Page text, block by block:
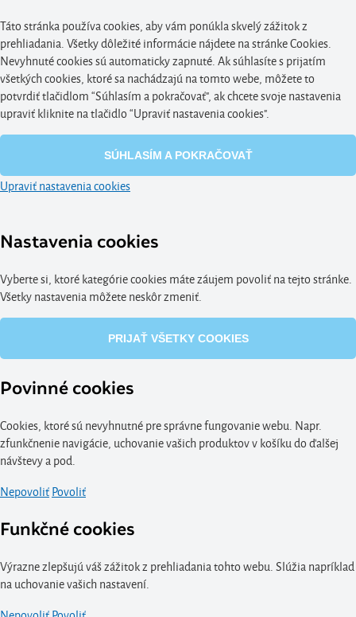
Táto stránka používa cookies, aby vám ponúkla skvelý zážitok z
prehliadania. Všetky dôležité informácie nájdete na stránke Cookies.
Nevyhnuté cookies sú automaticky zapnuté. Ak súhlasíte s prijatím
všetkých cookies, ktoré sa nachádzajú na tomto webe, môžete to
potvrdiť tlačidlom “Súhlasím a pokračovať", ak chcete svoje nastavenia
upraviť kliknite na tlačidlo “Upraviť nastavenia cookies".
SÚHLASÍM A POKRAČOVAŤ
Upraviť nastavenia cookies
Nastavenia cookies
Vyberte si, ktoré kategórie cookies máte záujem povoliť na tejto stránke.
Všetky nastavenia môžete neskôr zmeniť.
PRIJAŤ VŠETKY COOKIES
Povinné cookies
Cookies, ktoré sú nevyhnutné pre správne fungovanie webu. Napr.
zfunkčnenie navigácie, uchovanie vašich produktov v košíku do ďalšej
návštevy a pod.
NepovoliťPovoliť
Funkčné cookies
Výrazne zlepšujú váš zážitok z prehliadania tohto webu. Slúžia napríklad
na uchovanie vašich nastavení.